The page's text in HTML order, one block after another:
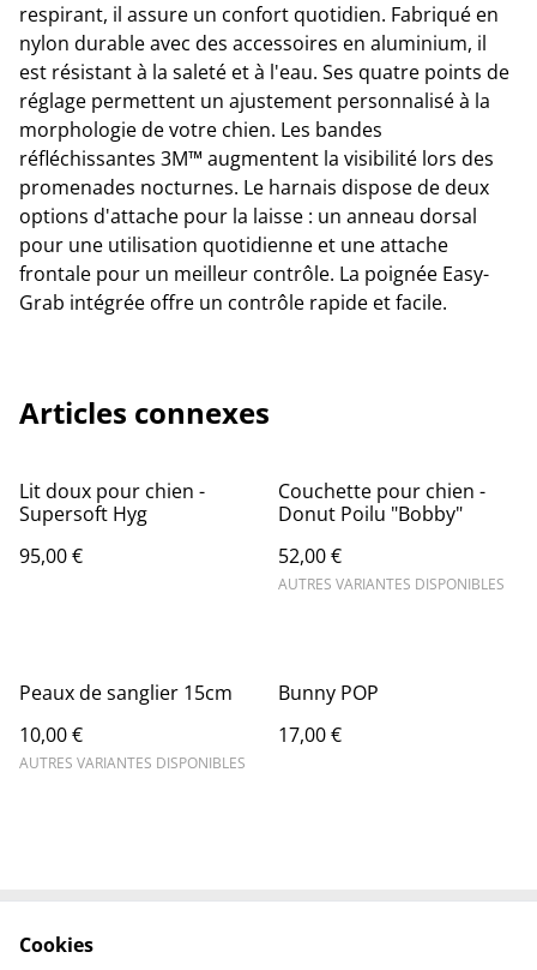
respirant, il assure un confort quotidien. Fabriqué en
nylon durable avec des accessoires en aluminium, il
est résistant à la saleté et à l'eau. Ses quatre points de
réglage permettent un ajustement personnalisé à la
morphologie de votre chien. Les bandes
réfléchissantes 3M™ augmentent la visibilité lors des
promenades nocturnes. Le harnais dispose de deux
options d'attache pour la laisse : un anneau dorsal
pour une utilisation quotidienne et une attache
frontale pour un meilleur contrôle. La poignée Easy-
Grab intégrée offre un contrôle rapide et facile.
Articles connexes
Lit doux pour chien -
Supersoft Hyg
95,00 €
Couchette pour chien -
Donut Poilu "Bobby"
52,00 €
AUTRES VARIANTES DISPONIBLES
Peaux de sanglier 15cm
10,00 €
AUTRES VARIANTES DISPONIBLES
Bunny POP
17,00 €
Cookies